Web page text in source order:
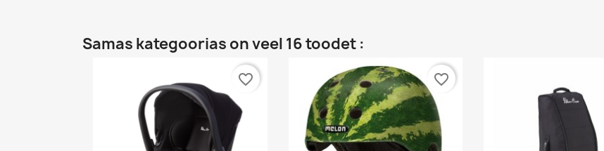
Samas kategoorias on veel 16 toodet :
favorite_border favorite_border